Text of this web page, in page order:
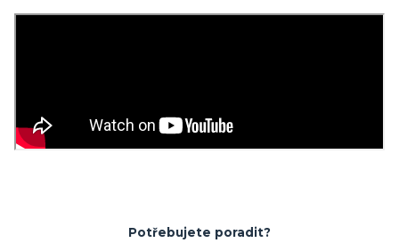
Potřebujete poradit?